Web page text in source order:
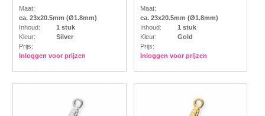
Maat:
ca. 23x20.5mm (Ø1.8mm)
Inhoud:
1 stuk
Kleur:
Silver
Prijs:
Inloggen voor prijzen
Maat:
ca. 23x20.5mm (Ø1.8mm)
Inhoud:
1 stuk
Kleur:
Gold
Prijs:
Inloggen voor prijzen